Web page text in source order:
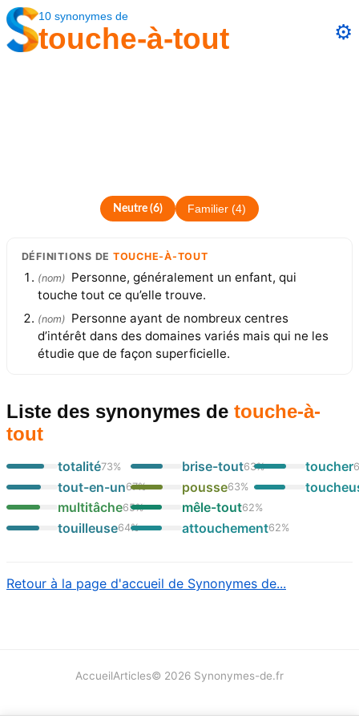
10synonymes de
touche-à-tout ⚙️
Neutre(6) Familier (4)
DÉFINITIONS DE TOUCHE-À-TOUT
(nom) Personne, généralement un enfant, qui
touche tout ce qu’elle trouve.
(nom) Personne ayant de nombreux centres
d’intérêt dans des domaines variés mais qui ne les
étudie que de façon superficielle.
Liste des synonymes de touche-à-
tout
totalité73%
tout-en-un67%
multitâche65%
touilleuse64%
brise-tout63%
pousse63%
mêle-tout62%
attouchement62%
toucher
Retour à la page d'accueil de Synonymes de...
AccueilArticles© 2026 Synonymes-de.fr